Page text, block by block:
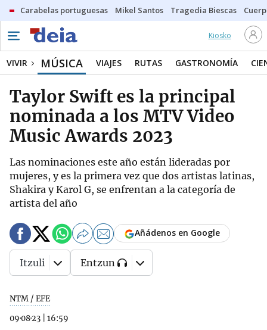
Carabelas portuguesas Mikel Santos Tragedia Biescas
Kiosko
VIVIR MÚSICA VIAJES RUTAS GASTRONOMÍA
Taylor Swift es la principal
nominada a los MTV Video
Music Awards 2023
Las nominaciones este año están lideradas por
mujeres, y es la primera vez que dos artistas latinas,
Shakira y Karol G, se enfrentan a la categoría de
artista del año
NTM / EFE
09·08·23
16:59
Añádenos en Google
Itzuli Entzun